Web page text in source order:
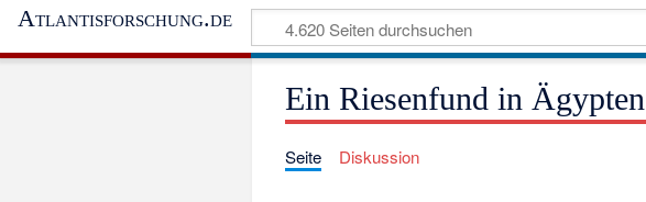
Atlantisforschung.de
Ein Riesenfund in
Seite Diskussion